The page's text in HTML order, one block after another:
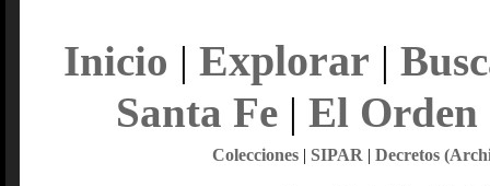
Inicio | Explorar |
Santa Fe| El Orden
Colecciones| SIPAR | Decretos